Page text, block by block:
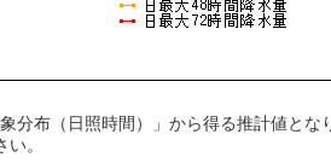
分布（日照時間）」から得る推計値と
。